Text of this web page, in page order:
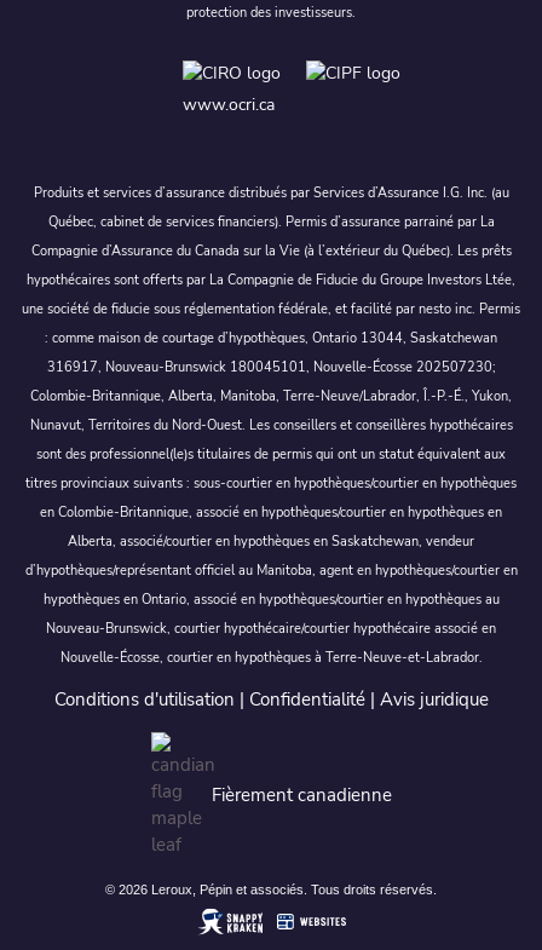
protection des investisseurs.
www.ocri.ca
Produits et services d’assurance distribués par Services d’Assurance I.G. Inc. (au
Québec, cabinet de services financiers). Permis d’assurance parrainé par La
Compagnie d’Assurance du Canada sur la Vie (à l’extérieur du Québec). Les prêts
hypothécaires sont offerts par La Compagnie de Fiducie du Groupe Investors Ltée,
une société de fiducie sous réglementation fédérale, et facilité par nesto inc. Permis
: comme maison de courtage d’hypothèques, Ontario 13044, Saskatchewan
316917, Nouveau-Brunswick 180045101, Nouvelle-Écosse 202507230;
Colombie-Britannique, Alberta, Manitoba, Terre-Neuve/Labrador, Î.-P.-É., Yukon,
Nunavut, Territoires du Nord-Ouest. Les conseillers et conseillères hypothécaires
sont des professionnel(le)s titulaires de permis qui ont un statut équivalent aux
titres provinciaux suivants : sous-courtier en hypothèques/courtier en hypothèques
en Colombie-Britannique, associé en hypothèques/courtier en hypothèques en
Alberta, associé/courtier en hypothèques en Saskatchewan, vendeur
d’hypothèques/représentant officiel au Manitoba, agent en hypothèques/courtier en
hypothèques en Ontario, associé en hypothèques/courtier en hypothèques au
Nouveau-Brunswick, courtier hypothécaire/courtier hypothécaire associé en
Nouvelle-Écosse, courtier en hypothèques à Terre-Neuve-et-Labrador.
Conditions d'utilisation | Confidentialité| Avis juridique
Fièrement canadienne
© 2026 Leroux, Pépin et associés. Tous droits réservés.